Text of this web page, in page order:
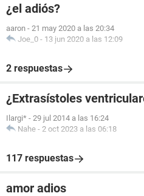
¿el adiós?
aaron - 21 may 2020 a las 20:34
Joe_0 - 13 jun 2020 a las 12:09
2 respuestas
¿Extrasístoles
Ilargi* - 29 jul 2014 a las 16:24
Nahe - 2 oct 2023 a las 06:18
117 respuestas
amor adios